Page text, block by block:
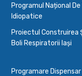
Programul Național
Idiopatice
Proiectul Construirea
Boli Respiratorii Iași
Programare Dispensar